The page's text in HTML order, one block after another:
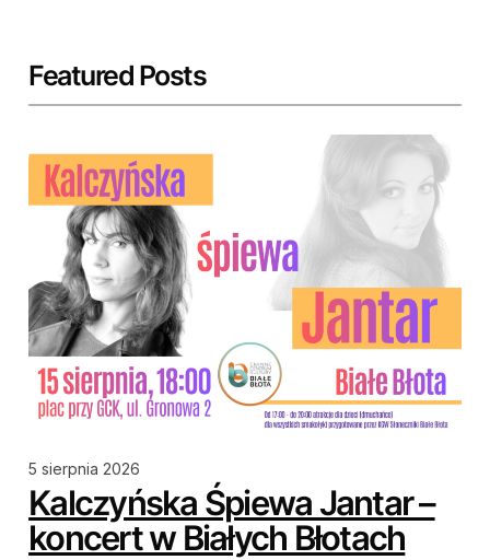
Featured Posts
5 sierpnia 2026
Kalczyńska Śpiewa Jantar –
koncert w Białych Błotach